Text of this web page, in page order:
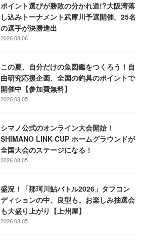
ポイント選びが勝敗の分かれ道!?大阪湾落
し込みトーナメント武庫川予選開催。25名
の選手が決勝進出
2026.08.06
この夏、自分だけの魚図鑑をつくろう！自
由研究応援企画、全国の釣具のポイントで
開催中【参加費無料】
2026.08.05
シマノ公式のオンライン大会開始！
SHIMANO LINK CUP ホームグラウンドが
全国大会のステージになる！
2026.08.05
盛況！「那珂川鮎バトル2026」タフコン
ディションの中、良型も。お楽しみ抽選会
も大盛り上がり【上州屋】
2026.08.05